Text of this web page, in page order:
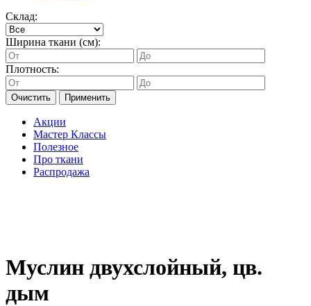
Склад:
Ширина ткани (см):
Плотность:
Очистить Применить
Акции
Мастер Классы
Полезное
Про ткани
Распродажа
Муслин двухслойный, цв.
дым